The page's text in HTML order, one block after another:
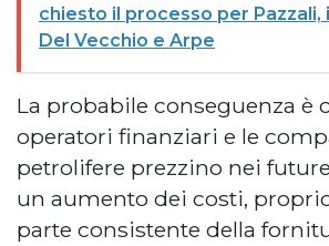
chiesto il processo per Pazzali,
Del Vecchio e Arpe
La probabile conseguenza è
operatori finanziari e le
petrolifere prezzino nei
un aumento dei costi,
parte consistente della